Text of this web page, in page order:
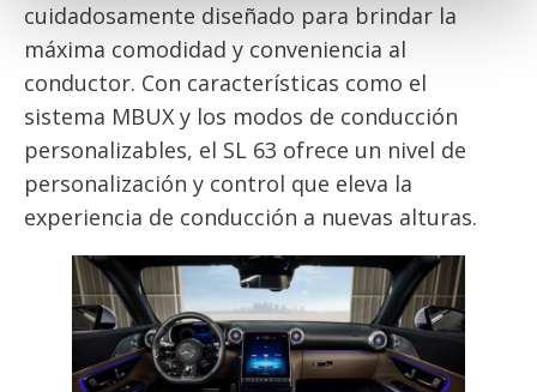
cuidadosamente diseñado para brindar la
máxima comodidad y conveniencia al
conductor. Con características como el
sistema MBUX y los modos de conducción
personalizables, el SL 63 ofrece un nivel de
personalización y control que eleva la
experiencia de conducción a nuevas alturas.